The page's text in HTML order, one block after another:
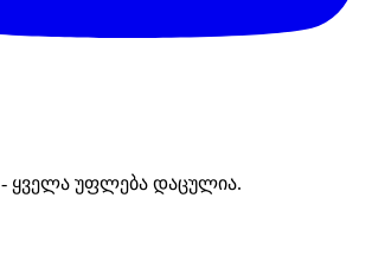
- ყველა უფლება დაცულია.